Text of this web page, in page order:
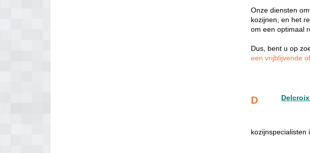
Onze diensten
kozijnen, en het
om een optimaal
Dus, bent u op
een vrijblijvende
D
kozijnspecialisten